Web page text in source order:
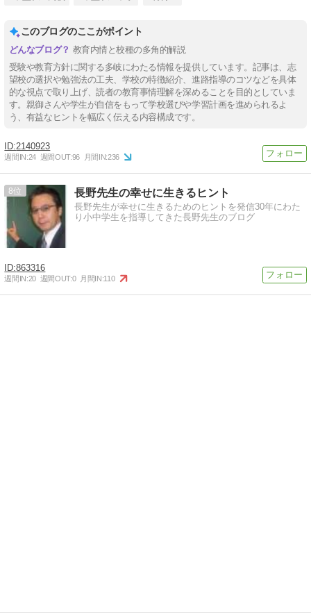
このブログのここがポイント
教育内情と校種の多角的解説
受験や教育方針に関する多岐にわたる情報を提供しています。記事は、志
望校の選択や勉強法の工夫、学校の特徴紹介、進路指導のコツなどを具体
的な視点で取り上げ、読者の教育事情理解を深めることを目的としていま
す。親御さんや学生が自信をもって学校選びや学習計画を進められるよ
う、有益なヒントを幅広く伝える内容構成です。
2140923
週間IN:24 週間OUT:96 月間IN:236
8 長野先生の幸せに生きるヒント
長野先生が幸せに生きるためのヒントを発信30年にわた
り小中学生を指導してきた長野先生のブログ
863316
週間IN:20 週間OUT:0 月間IN:110